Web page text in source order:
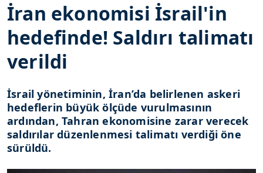
İran ekonomisi İsrail'in
hedefinde! Saldırı talimatı
verildi
İsrail yönetiminin, İran’da belirlenen askeri
hedeflerin büyük ölçüde vurulmasının
ardından, Tahran ekonomisine zarar verecek
saldırılar düzenlenmesi talimatı verdiği öne
sürüldü.